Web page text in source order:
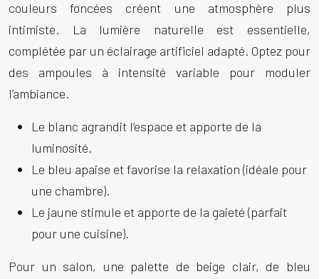
couleurs foncées créent une atmosphère plus
intimiste. La lumière naturelle est essentielle,
complétée par un éclairage artificiel adapté. Optez pour
des ampoules à intensité variable pour moduler
l’ambiance.
Le blanc agrandit l’espace et apporte de la
luminosité.
Le bleu apaise et favorise la relaxation (idéale pour
une chambre).
Le jaune stimule et apporte de la gaieté (parfait
pour une cuisine).
Pour un salon, une palette de beige clair, de bleu